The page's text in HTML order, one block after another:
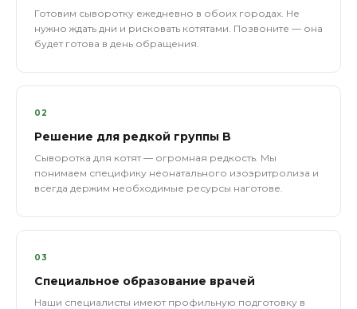
Готовим сыворотку ежедневно в обоих городах. Не
нужно ждать дни и рисковать котятами. Позвоните — она
будет готова в день обращения.
02
Решение для редкой группы B
Сыворотка для котят — огромная редкость. Мы
понимаем специфику неонатального изоэритролиза и
всегда держим необходимые ресурсы наготове.
03
Специальное образование врачей
Наши специалисты имеют профильную подготовку в